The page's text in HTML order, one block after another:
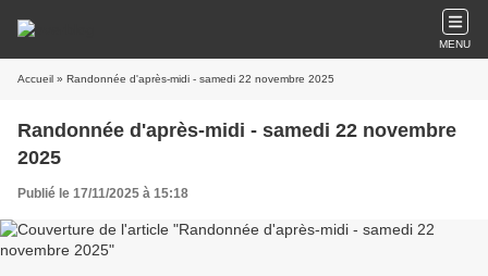
MENU
Accueil » Randonnée d'après-midi - samedi 22 novembre 2025
Randonnée d'après-midi - samedi 22 novembre
2025
Publié le 17/11/2025 à 15:18